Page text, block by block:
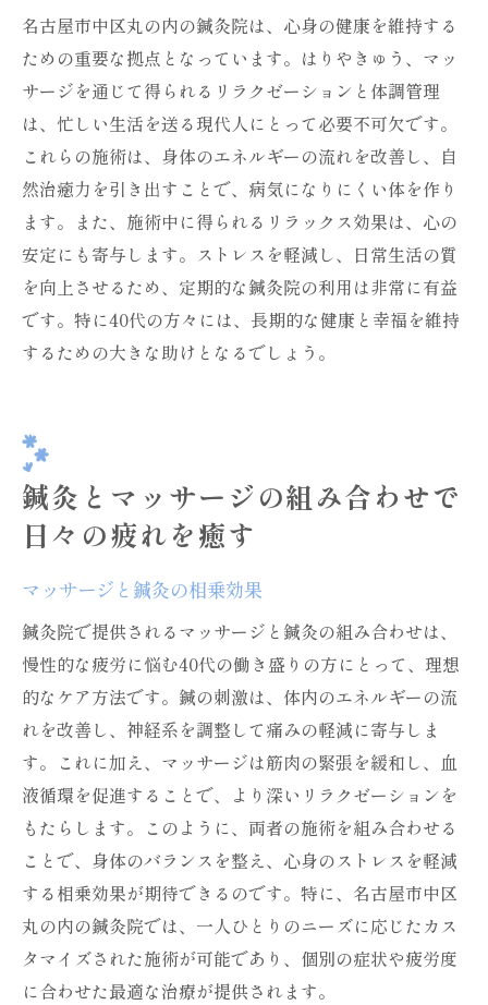
名古屋市中区丸の内の鍼灸院は、心身の健康を維持する
ための重要な拠点となっています。はりやきゅう、マッ
サージを通じて得られるリラクゼーションと体調管理
は、忙しい生活を送る現代人にとって必要不可欠です。
これらの施術は、身体のエネルギーの流れを改善し、自
然治癒力を引き出すことで、病気になりにくい体を作り
ます。また、施術中に得られるリラックス効果は、心の
安定にも寄与します。ストレスを軽減し、日常生活の質
を向上させるため、定期的な鍼灸院の利用は非常に有益
です。特に40代の方々には、長期的な健康と幸福を維持
するための大きな助けとなるでしょう。
鍼灸とマッサージの組み合わせで
日々の疲れを癒す
マッサージと鍼灸の相乗効果
鍼灸院で提供されるマッサージと鍼灸の組み合わせは、
慢性的な疲労に悩む40代の働き盛りの方にとって、理想
的なケア方法です。鍼の刺激は、体内のエネルギーの流
れを改善し、神経系を調整して痛みの軽減に寄与しま
す。これに加え、マッサージは筋肉の緊張を緩和し、血
液循環を促進することで、より深いリラクゼーションを
もたらします。このように、両者の施術を組み合わせる
ことで、身体のバランスを整え、心身のストレスを軽減
する相乗効果が期待できるのです。特に、名古屋市中区
丸の内の鍼灸院では、一人ひとりのニーズに応じたカス
タマイズされた施術が可能であり、個別の症状や疲労度
に合わせた最適な治療が提供されます。